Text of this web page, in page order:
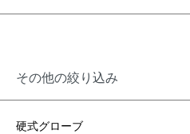
その他の絞り込み
硬式グローブ